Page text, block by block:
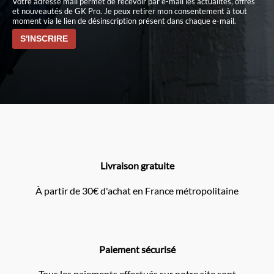
et nouveautés de GK Pro. Je peux retirer mon consentement à tout
moment via le lien de désinscription présent dans chaque e-mail.
Livraison gratuite
À partir de 30€ d'achat en France métropolitaine
Paiement sécurisé